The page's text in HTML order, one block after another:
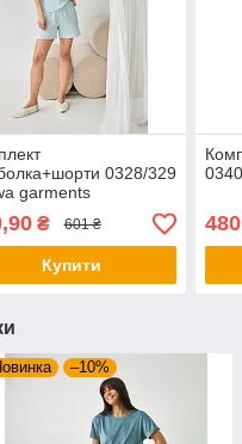
0328/329
garments
₴ 601 ₴
Купити
–10%